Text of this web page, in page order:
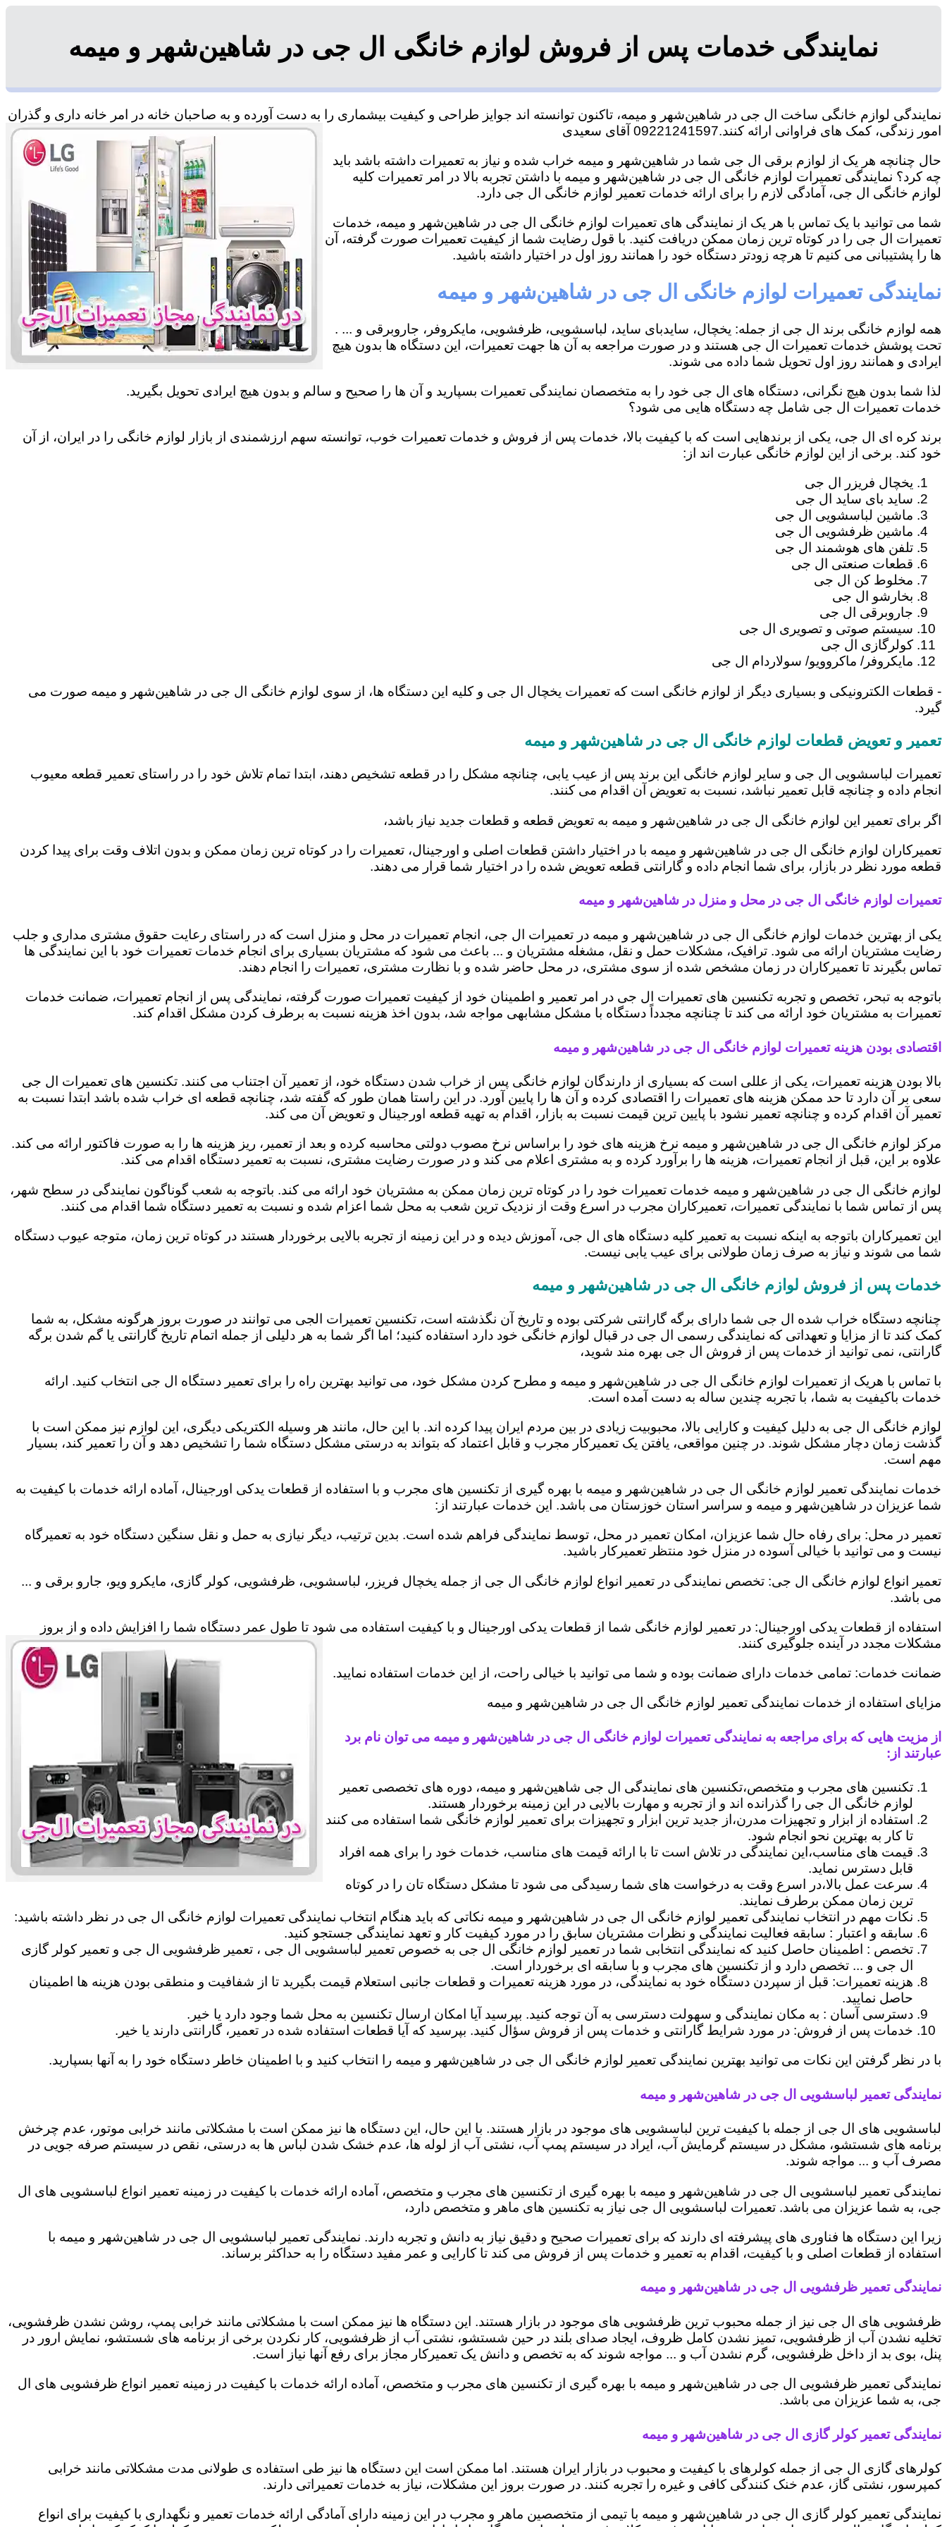
نمایندگی خدمات پس از فروش لوازم خانگی ال جی در شاهین‌شهر و میمه
نمایندگی لوازم خانگی ساخت ال جی در شاهین‌شهر و میمه، تاکنون توانسته اند جوایز طراحی و کیفیت بیشماری را به دست آورده و به صاحبان خانه در امر خانه داری و گذران
امور زندگی، کمک های فراوانی ارائه کنند.09221241597 آقای سعیدی
حال چنانچه هر یک از لوازم برقی ال جی شما در شاهین‌شهر و میمه خراب شده و نیاز به تعمیرات داشته باشد باید
چه کرد؟ نمایندگی تعمیرات لوازم خانگی ال جی در شاهین‌شهر و میمه با داشتن تجربه بالا در امر تعمیرات کلیه
لوازم خانگی ال جی، آمادگی لازم را برای ارائه خدمات تعمیر لوازم خانگی ال جی دارد.
شما می توانید با یک تماس با هر یک از نمایندگی های تعمیرات لوازم خانگی ال جی در شاهین‌شهر و میمه، خدمات
تعمیرات ال جی را در کوتاه ترین زمان ممکن دریافت کنید. با قول رضایت شما از کیفیت تعمیرات صورت گرفته، آن
ها را پشتیبانی می کنیم تا هرچه زودتر دستگاه خود را همانند روز اول در اختیار داشته باشید.
نمایندگی تعمیرات لوازم خانگی ال جی در شاهین‌شهر و میمه
همه لوازم خانگی برند ال جی از جمله: یخچال، سایدبای ساید، لباسشویی، ظرفشویی، مایکروفر، جاروبرقی و ... .
تحت پوشش خدمات تعمیرات ال جی هستند و در صورت مراجعه به آن ها جهت تعمیرات، این دستگاه ها بدون هیچ
ایرادی و همانند روز اول تحویل شما داده می شوند.
لذا شما بدون هیچ نگرانی، دستگاه های ال جی خود را به متخصصان نمایندگی تعمیرات بسپارید و آن ها را صحیح و سالم و بدون هیچ ایرادی تحویل بگیرید.
خدمات تعمیرات ال جی شامل چه دستگاه هایی می شود؟
برند کره ای ال جی، یکی از برندهایی است که با کیفیت بالا، خدمات پس از فروش و خدمات تعمیرات خوب، توانسته سهم ارزشمندی از بازار لوازم خانگی را در ایران، از آن
خود کند. برخی از این لوازم خانگی عبارت اند از:
یخچال فریزر ال جی
ساید بای ساید ال جی
ماشین لباسشویی ال جی
ماشین ظرفشویی ال جی
تلفن های هوشمند ال جی
قطعات صنعتی ال جی
مخلوط کن ال جی
بخارشو ال جی
جاروبرقی ال جی
سیستم صوتی و تصویری ال جی
کولرگازی ال جی
مایکروفر/ ماکروویو/ سولاردام ال جی
- قطعات الکترونیکی و بسیاری دیگر از لوازم خانگی است که تعمیرات یخچال ال جی و کلیه این دستگاه ها، از سوی لوازم خانگی ال جی در شاهین‌شهر و میمه صورت می
گیرد.
تعمیر و تعویض قطعات لوازم خانگی ال جی در شاهین‌شهر و میمه
تعمیرات لباسشویی ال جی و سایر لوازم خانگی این برند پس از عیب یابی، چنانچه مشکل را در قطعه تشخیص دهند، ابتدا تمام تلاش خود را در راستای تعمیر قطعه معیوب
انجام داده و چنانچه قابل تعمیر نباشد، نسبت به تعویض آن اقدام می کنند.
اگر برای تعمیر این لوازم خانگی ال جی در شاهین‌شهر و میمه به تعویض قطعه و قطعات جدید نیاز باشد،
تعمیرکاران لوازم خانگی ال جی در شاهین‌شهر و میمه با در اختیار داشتن قطعات اصلی و اورجینال، تعمیرات را در کوتاه ترین زمان ممکن و بدون اتلاف وقت برای پیدا کردن
قطعه مورد نظر در بازار، برای شما انجام داده و گارانتی قطعه تعویض شده را در اختیار شما قرار می دهند.
تعمیرات لوازم خانگی ال جی در محل و منزل در شاهین‌شهر و میمه
یکی از بهترین خدمات لوازم خانگی ال جی در شاهین‌شهر و میمه در تعمیرات ال جی، انجام تعمیرات در محل و منزل است که در راستای رعایت حقوق مشتری مداری و جلب
رضایت مشتریان ارائه می شود. ترافیک، مشکلات حمل و نقل، مشغله مشتریان و ... باعث می شود که مشتریان بسیاری برای انجام خدمات تعمیرات خود با این نمایندگی ها
تماس بگیرند تا تعمیرکاران در زمان مشخص شده از سوی مشتری، در محل حاضر شده و با نظارت مشتری، تعمیرات را انجام دهند.
باتوجه به تبحر، تخصص و تجربه تکنسین های تعمیرات ال جی در امر تعمیر و اطمینان خود از کیفیت تعمیرات صورت گرفته، نمایندگی پس از انجام تعمیرات، ضمانت خدمات
تعمیرات به مشتریان خود ارائه می کند تا چنانچه مجدداً دستگاه با مشکل مشابهی مواجه شد، بدون اخذ هزینه نسبت به برطرف کردن مشکل اقدام کند.
اقتصادی بودن هزینه تعمیرات لوازم خانگی ال جی در شاهین‌شهر و میمه
بالا بودن هزینه تعمیرات، یکی از عللی است که بسیاری از دارندگان لوازم خانگی پس از خراب شدن دستگاه خود، از تعمیر آن اجتناب می کنند. تکنسین های تعمیرات ال جی
سعی بر آن دارد تا حد ممکن هزینه های تعمیرات را اقتصادی کرده و آن ها را پایین آورد. در این راستا همان طور که گفته شد، چنانچه قطعه ای خراب شده باشد ابتدا نسبت به
تعمیر آن اقدام کرده و چنانچه تعمیر نشود با پایین ترین قیمت نسبت به بازار، اقدام به تهیه قطعه اورجینال و تعویض آن می کند.
مرکز لوازم خانگی ال جی در شاهین‌شهر و میمه نرخ هزینه های خود را براساس نرخ مصوب دولتی محاسبه کرده و بعد از تعمیر، ریز هزینه ها را به صورت فاکتور ارائه می کند.
علاوه بر این، قبل از انجام تعمیرات، هزینه ها را برآورد کرده و به مشتری اعلام می کند و در صورت رضایت مشتری، نسبت به تعمیر دستگاه اقدام می کند.
لوازم خانگی ال جی در شاهین‌شهر و میمه خدمات تعمیرات خود را در کوتاه ترین زمان ممکن به مشتریان خود ارائه می کند. باتوجه به شعب گوناگون نمایندگی در سطح شهر،
پس از تماس شما با نمایندگی تعمیرات، تعمیرکاران مجرب در اسرع وقت از نزدیک ترین شعب به محل شما اعزام شده و نسبت به تعمیر دستگاه شما اقدام می کنند.
این تعمیرکاران باتوجه به اینکه نسبت به تعمیر کلیه دستگاه های ال جی، آموزش دیده و در این زمینه از تجربه بالایی برخوردار هستند در کوتاه ترین زمان، متوجه عیوب دستگاه
شما می شوند و نیاز به صرف زمان طولانی برای عیب یابی نیست.
خدمات پس از فروش لوازم خانگی ال جی در شاهین‌شهر و میمه
چنانچه دستگاه خراب شده ال جی شما دارای برگه گارانتی شرکتی بوده و تاریخ آن نگذشته است، تکنسین تعمیرات الجی می توانند در صورت بروز هرگونه مشکل، به شما
کمک کند تا از مزایا و تعهداتی که نمایندگی رسمی ال جی در قبال لوازم خانگی خود دارد استفاده کنید؛ اما اگر شما به هر دلیلی از جمله اتمام تاریخ گارانتی یا گم شدن برگه
گارانتی، نمی توانید از خدمات پس از فروش ال جی بهره مند شوید،
با تماس با هریک از تعمیرات لوازم خانگی ال جی در شاهین‌شهر و میمه و مطرح کردن مشکل خود، می توانید بهترین راه را برای تعمیر دستگاه ال جی انتخاب کنید. ارائه
خدمات باکیفیت به شما، با تجربه چندین ساله به دست آمده است.
لوازم خانگی ال جی به دلیل کیفیت و کارایی بالا، محبوبیت زیادی در بین مردم ایران پیدا کرده اند. با این حال، مانند هر وسیله الکتریکی دیگری، این لوازم نیز ممکن است با
گذشت زمان دچار مشکل شوند. در چنین مواقعی، یافتن یک تعمیرکار مجرب و قابل اعتماد که بتواند به درستی مشکل دستگاه شما را تشخیص دهد و آن را تعمیر کند، بسیار
مهم است.
خدمات نمایندگی تعمیر لوازم خانگی ال جی در شاهین‌شهر و میمه با بهره گیری از تکنسین های مجرب و با استفاده از قطعات یدکی اورجینال، آماده ارائه خدمات با کیفیت به
شما عزیزان در شاهین‌شهر و میمه و سراسر استان خوزستان می باشد. این خدمات عبارتند از:
تعمیر در محل: برای رفاه حال شما عزیزان، امکان تعمیر در محل، توسط نمایندگی فراهم شده است. بدین ترتیب، دیگر نیازی به حمل و نقل سنگین دستگاه خود به تعمیرگاه
نیست و می توانید با خیالی آسوده در منزل خود منتظر تعمیرکار باشید.
تعمیر انواع لوازم خانگی ال جی: تخصص نمایندگی در تعمیر انواع لوازم خانگی ال جی از جمله یخچال فریزر، لباسشویی، ظرفشویی، کولر گازی، مایکرو ویو، جارو برقی و ...
می باشد.
استفاده از قطعات یدکی اورجینال: در تعمیر لوازم خانگی شما از قطعات یدکی اورجینال و با کیفیت استفاده می شود تا طول عمر دستگاه شما را افزایش داده و از بروز
مشکلات مجدد در آینده جلوگیری کنند.
ضمانت خدمات: تمامی خدمات دارای ضمانت بوده و شما می توانید با خیالی راحت، از این خدمات استفاده نمایید.
مزایای استفاده از خدمات نمایندگی تعمیر لوازم خانگی ال جی در شاهین‌شهر و میمه
از مزیت هایی که برای مراجعه به نمایندگی تعمیرات لوازم خانگی ال جی در شاهین‌شهر و میمه می توان نام برد
عبارتند از:
تکنسین های مجرب و متخصص،تکنسین های نمایندگی ال جی شاهین‌شهر و میمه، دوره های تخصصی تعمیر
لوازم خانگی ال جی را گذرانده اند و از تجربه و مهارت بالایی در این زمینه برخوردار هستند.
استفاده از ابزار و تجهیزات مدرن،از جدید ترین ابزار و تجهیزات برای تعمیر لوازم خانگی شما استفاده می کنند
تا کار به بهترین نحو انجام شود.
قیمت های مناسب،این نمایندگی در تلاش است تا با ارائه قیمت های مناسب، خدمات خود را برای همه افراد
قابل دسترس نماید.
سرعت عمل بالا،در اسرع وقت به درخواست های شما رسیدگی می شود تا مشکل دستگاه تان را در کوتاه
ترین زمان ممکن برطرف نمایند.
نکات مهم در انتخاب نمایندگی تعمیر لوازم خانگی ال جی در شاهین‌شهر و میمه نکاتی که باید هنگام انتخاب نمایندگی تعمیرات لوازم خانگی ال جی در نظر داشته باشید:
سابقه و اعتبار : سابقه فعالیت نمایندگی و نظرات مشتریان سابق را در مورد کیفیت کار و تعهد نمایندگی جستجو کنید.
تخصص : اطمینان حاصل کنید که نمایندگی انتخابی شما در تعمیر لوازم خانگی ال جی به خصوص تعمیر لباسشویی ال جی ، تعمیر ظرفشویی ال جی و تعمیر کولر گازی
ال جی و ... تخصص دارد و از تکنسین های مجرب و با سابقه ای برخوردار است.
هزینه تعمیرات: قبل از سپردن دستگاه خود به نمایندگی، در مورد هزینه تعمیرات و قطعات جانبی استعلام قیمت بگیرید تا از شفافیت و منطقی بودن هزینه ها اطمینان
حاصل نمایید.
دسترسی آسان : به مکان نمایندگی و سهولت دسترسی به آن توجه کنید. بپرسید آیا امکان ارسال تکنسین به محل شما وجود دارد یا خیر.
خدمات پس از فروش: در مورد شرایط گارانتی و خدمات پس از فروش سؤال کنید. بپرسید که آیا قطعات استفاده شده در تعمیر، گارانتی دارند یا خیر.
با در نظر گرفتن این نکات می توانید بهترین نمایندگی تعمیر لوازم خانگی ال جی در شاهین‌شهر و میمه را انتخاب کنید و با اطمینان خاطر دستگاه خود را به آنها بسپارید.
نمایندگی تعمیر لباسشویی ال جی در شاهین‌شهر و میمه
لباسشویی های ال جی از جمله با کیفیت ترین لباسشویی های موجود در بازار هستند. با این حال، این دستگاه ها نیز ممکن است با مشکلاتی مانند خرابی موتور، عدم چرخش
برنامه های شستشو، مشکل در سیستم گرمایش آب، ایراد در سیستم پمپ آب، نشتی آب از لوله ها، عدم خشک شدن لباس ها به درستی، نقص در سیستم صرفه جویی در
مصرف آب و ... مواجه شوند.
نمایندگی تعمیر لباسشویی ال جی در شاهین‌شهر و میمه با بهره گیری از تکنسین های مجرب و متخصص، آماده ارائه خدمات با کیفیت در زمینه تعمیر انواع لباسشویی های ال
جی، به شما عزیزان می باشد. تعمیرات لباسشویی ال جی نیاز به تکنسین های ماهر و متخصص دارد،
زیرا این دستگاه ها فناوری های پیشرفته ای دارند که برای تعمیرات صحیح و دقیق نیاز به دانش و تجربه دارند. نمایندگی تعمیر لباسشویی ال جی در شاهین‌شهر و میمه با
استفاده از قطعات اصلی و با کیفیت، اقدام به تعمیر و خدمات پس از فروش می کند تا کارایی و عمر مفید دستگاه را به حداکثر برساند.
نمایندگی تعمیر ظرفشویی ال جی در شاهین‌شهر و میمه
ظرفشویی های ال جی نیز از جمله محبوب ترین ظرفشویی های موجود در بازار هستند. این دستگاه ها نیز ممکن است با مشکلاتی مانند خرابی پمپ، روشن نشدن ظرفشویی،
تخلیه نشدن آب از ظرفشویی، تمیز نشدن کامل ظروف، ایجاد صدای بلند در حین شستشو، نشتی آب از ظرفشویی، کار نکردن برخی از برنامه های شستشو، نمایش ارور در
پنل، بوی بد از داخل ظرفشویی، گرم نشدن آب و ... مواجه شوند که به تخصص و دانش یک تعمیرکار مجاز برای رفع آنها نیاز است.
نمایندگی تعمیر ظرفشویی ال جی در شاهین‌شهر و میمه با بهره گیری از تکنسین های مجرب و متخصص، آماده ارائه خدمات با کیفیت در زمینه تعمیر انواع ظرفشویی های ال
جی، به شما عزیزان می باشد.
نمایندگی تعمیر کولر گازی ال جی در شاهین‌شهر و میمه
کولرهای گازی ال جی از جمله کولرهای با کیفیت و محبوب در بازار ایران هستند. اما ممکن است این دستگاه ها نیز طی استفاده ی طولانی مدت مشکلاتی مانند خرابی
کمپرسور، نشتی گاز، عدم خنک کنندگی کافی و غیره را تجربه کنند. در صورت بروز این مشکلات، نیاز به خدمات تعمیراتی دارند.
نمایندگی تعمیر کولر گازی ال جی در شاهین‌شهر و میمه با تیمی از متخصصین ماهر و مجرب در این زمینه دارای آمادگی ارائه خدمات تعمیر و نگهداری با کیفیت برای انواع